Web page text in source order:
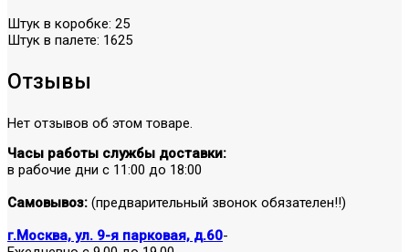
Штук в коробке: 25
Штук в палете: 1625
Отзывы
Нет отзывов об этом товаре.
Часы работы службы доставки:
в рабочие дни с 11:00 до 18:00
Самовывоз: (предварительный звонок обязателен!!)
г.Москва, ул. 9-я парковая, д.60-